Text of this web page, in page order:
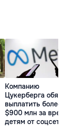
Компанию
Цукерберга
выплатить более
$900 млн за вред
детям от